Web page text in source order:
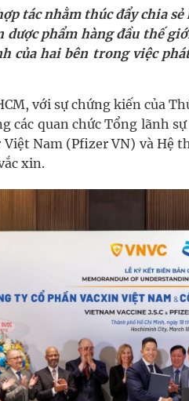
đóng giày”
Bộ nắng nóng, nhiệt độ cao
sức khỏe định kỳ, khám sàng lọc
nách, bẹn, mông cực hiệu quả
tác nhằm thúc đẩy chia
dược phẩm hàng đầu thế
của hai bên trong việc
với sự chứng kiến của
các quan chức Tổng lãnh
Nam (Pfizer VN) và Hệ
xin.